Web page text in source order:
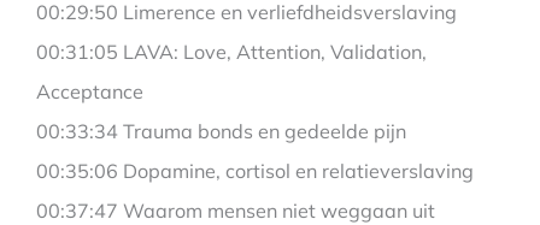
00:29:50 Limerence en verliefdheidsverslaving
00:31:05 LAVA: Love, Attention, Validation,
Acceptance
00:33:34 Trauma bonds en gedeelde pijn
00:35:06 Dopamine, cortisol en relatieverslaving
00:37:47 Waarom mensen niet weggaan uit